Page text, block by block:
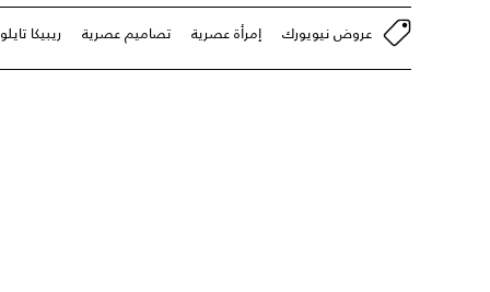
عروض نيويورك إمرأة عصرية تصاميم عصرية ريبيكا